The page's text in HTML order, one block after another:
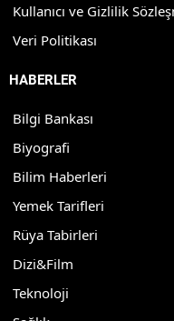
Kullanıcı ve Gizlilik
Veri Politikası
HABERLER
Bilgi Bankası
Biyografi
Bilim Haberleri
Yemek Tarifleri
Rüya Tabirleri
Dizi&Film
Teknoloji